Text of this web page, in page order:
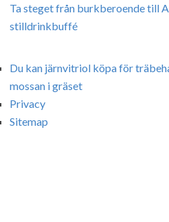
Ta steget från burkberoende till
stilldrinkbuffé
Du kan järnvitriol köpa för
mossan i gräset
Privacy
Sitemap